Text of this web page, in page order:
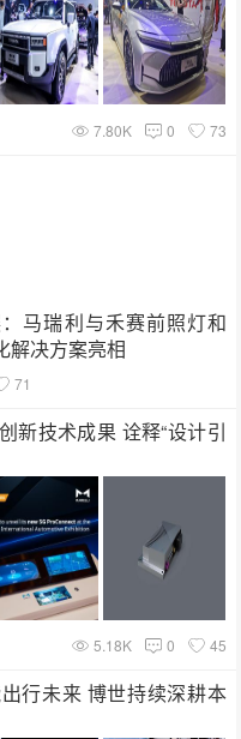
7.80K 0 73
马瑞利与禾赛前照灯和
解决方案亮相
71
新技术成果 诠释“设计引
5.18K 0 45
行未来 博世持续深耕本